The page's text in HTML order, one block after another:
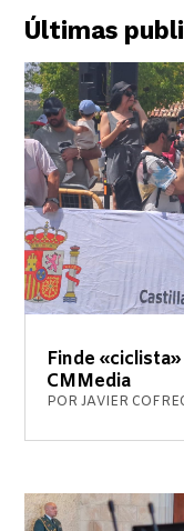
Últimas
Finde
CMMedia
PORJAVIER